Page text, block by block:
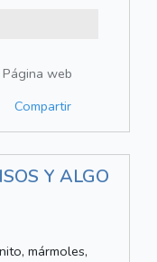
Página web
Compartir
Y ALGO
mármoles,